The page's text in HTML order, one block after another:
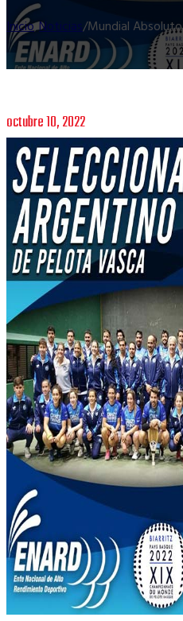
Inicio/Noticias/Mundial Absoluto
octubre 10, 2022